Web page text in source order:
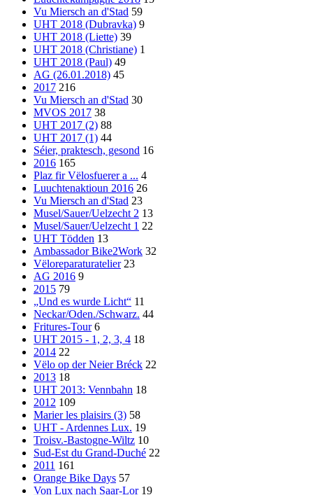
Vu Miersch an d'Stad 59
UHT 2018 (Dubravka) 9
UHT 2018 (Liette) 39
UHT 2018 (Christiane) 1
UHT 2018 (Paul) 49
AG (26.01.2018) 45
2017 216
Vu Miersch an d'Stad 30
MVOS 2017 38
UHT 2017 (2) 88
UHT 2017 (1) 44
Séier, praktesch, gesond 16
2016 165
Plaz fir Vëlosfuerer a ... 4
Luuchtenaktioun 2016 26
Vu Miersch an d'Stad 23
Musel/Sauer/Uelzecht 2 13
Musel/Sauer/Uelzecht 1 22
UHT Tödden 13
Ambassador Bike2Work 32
Vëloreparaturatelier 23
AG 2016 9
2015 79
„Und es wurde Licht“ 11
Neckar/Oden./Schwarz. 44
Fritures-Tour 6
UHT 2015 - 1, 2, 3, 4 18
2014 22
Vëlo op der Neier Bréck 22
2013 18
UHT 2013: Vennbahn 18
2012 109
Marier les plaisirs (3) 58
UHT - Ardennes Lux. 19
Troisv.-Bastogne-Wiltz 10
Sud-Est du Grand-Duché 22
2011 161
Orange Bike Days 57
Von Lux nach Saar-Lor 19